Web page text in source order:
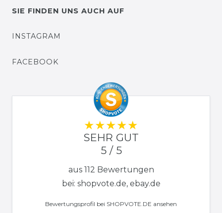
SIE FINDEN UNS AUCH AUF
INSTAGRAM
FACEBOOK
SEHR GUT
5 / 5
aus 112 Bewertungen
bei: shopvote.de, ebay.de
Bewertungsprofil bei SHOPVOTE.DE ansehen